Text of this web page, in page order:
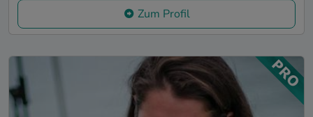
Zum Profil